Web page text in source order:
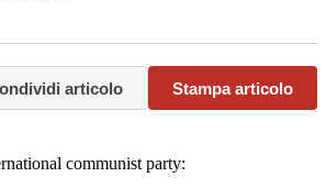
articolo Stampa articolo
communist party: